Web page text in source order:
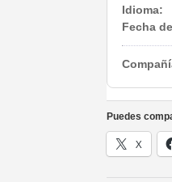
Idioma:
Fecha
Puedes
X